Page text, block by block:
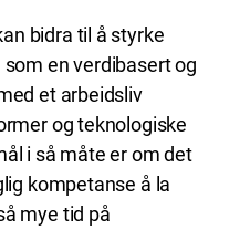
bidra til å styrke
en verdibasert og
et arbeidsliv
og teknologiske
i så måte er om det
kompetanse å la
mye tid på